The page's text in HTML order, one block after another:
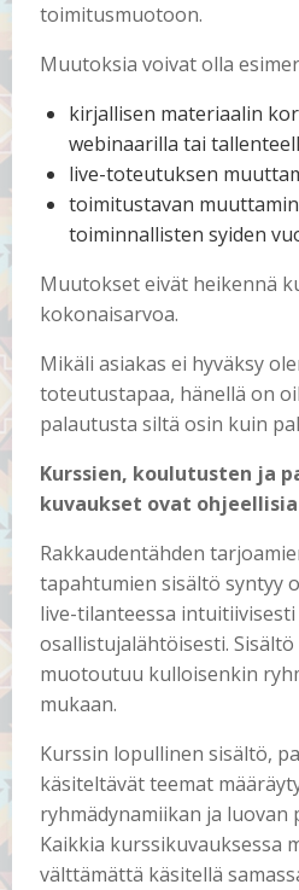
toimitusmuotoon.
Muutoksia voivat olla
kirjallisen materiaalin
webinaarilla tai
live-toteutuksen
toimitustavan
toiminnallisten syiden
Muutokset eivät heikennä
kokonaisarvoa.
Mikäli asiakas ei hyväksy
toteutustapaa, hänellä on
palautusta siltä osin kuin
Kurssien, koulutusten ja
kuvaukset ovat
Rakkaudentähden
tapahtumien sisältö syntyy
live-tilanteessa intuitiivisesti
osallistujalähtöisesti.
muotoutuu kulloisenkin
mukaan.
Kurssin lopullinen sisältö,
käsiteltävät teemat
ryhmädynamiikan ja luovan
Kaikkia kurssikuvauksessa
välttämättä käsitellä